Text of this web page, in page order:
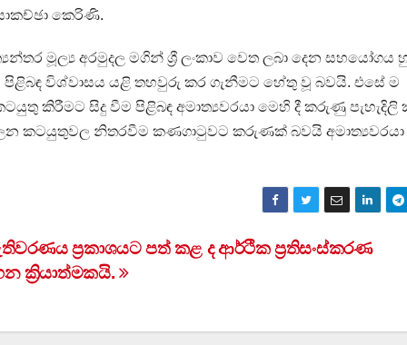
කෙරිණි.
මූල්‍ය අරමුදල මගින් ශ්‍රී ලංකාව වෙත ලබා දෙන සහයෝගය
විශ්වාසය යළි තහවුරු කර ගැනීමට හේතු වූ බවයි. එසේ ම
කිරීමට සිදු වීම පිළිබඳ අමාත්‍යවරයා මෙහි දී කරුණු පැහැදිලි
කටයුතුවල නිතරවීම කණගාටුවට කරුණක් බවයි අමාත්‍යවරයා
ප්‍රකාශයට පත් කළ ද ආර්ථික ප්‍රතිසංස්කරණ
ක්‍රියාත්මකයි.